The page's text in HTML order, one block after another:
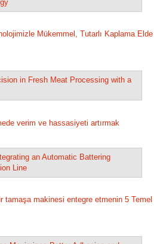
Mükemmel, Tutarlı Kaplama Elde
verim ve hassasiyeti artırmak
tamaşa makinesi entegre etmenin 5 Temel